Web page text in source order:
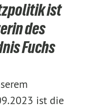
ist
des
Fuchs
ist die